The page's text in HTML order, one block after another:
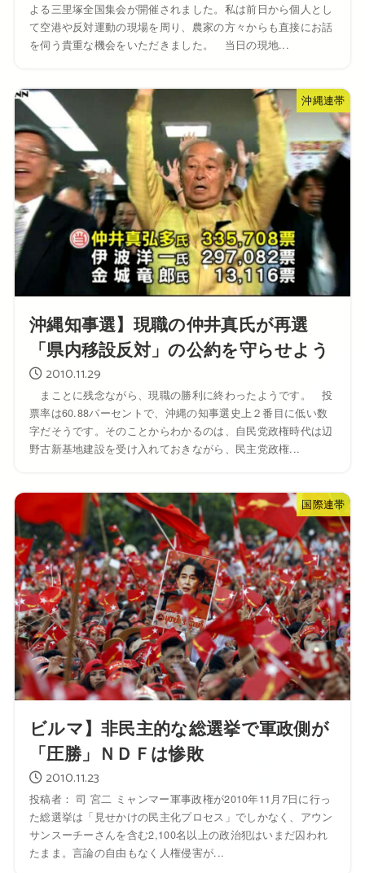
よる三里塚全国集会が開催されました。私は前日から個人とし
て空港や反対運動の現場を周り、農家の方々からも直接にお話
を伺う貴重な機会をいただきました。 当日の現地...
沖縄連帯
沖縄知事選】現職の仲井真氏が再選
「県内移設反対」の公約を守らせよう
2010.11.29
まことに残念ながら、現職の勝利に終わったようです。 投
票率は60.88パーセントで、沖縄の知事選史上２番目に低い数
字だそうです。そのことからわかるのは、自民党政権時代は辺
野古新基地建設を受け入れておきながら、民主党政権...
国際連帯
ビルマ】非民主的な総選挙で軍政側が
「圧勝」ＮＤＦは惨敗
2010.11.23
投稿者： 司 宮二 ミャンマー軍事政権が2010年11月7日に行­っ
た総選挙は「見せかけの民主化プロセス」でしかなく、アウン
サンスーチーさんを含む2,­100名以上の政治犯はいまだ囚われ
たまま。言論の自由もなく人権侵害が...